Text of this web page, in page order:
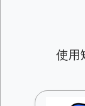
使用